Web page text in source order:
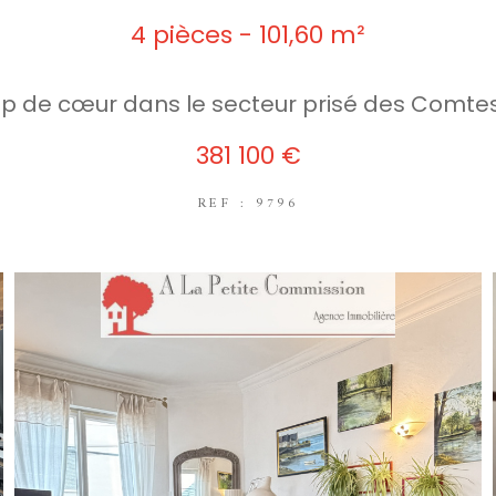
4 pièces - 101,60 m²
de cœur dans le secteur prisé des
381 100 €
REF : 9796